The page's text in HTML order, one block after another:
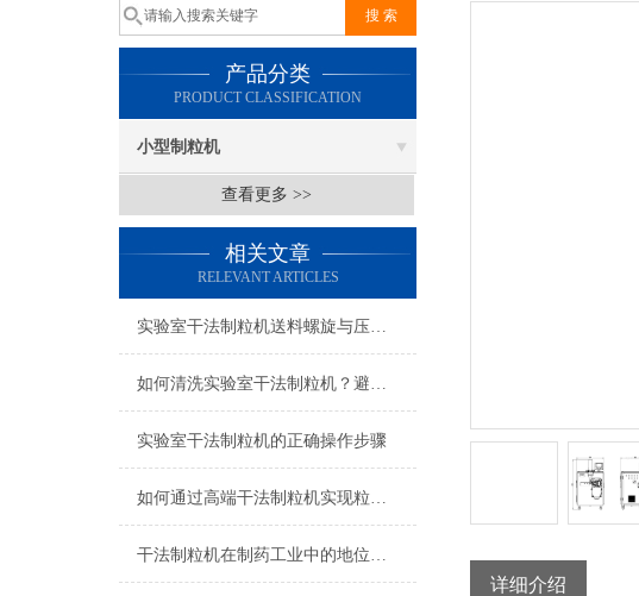
产品分类
PRODUCT CLASSIFICATION
小型制粒机
查看更多 >>
相关文章
RELEVANT ARTICLES
实验室干法制粒机送料螺旋与压轮间隙的精准调节方法
如何清洗实验室干法制粒机？避免交叉污染的有效方法
实验室干法制粒机的正确操作步骤
如何通过高端干法制粒机实现粒径均匀度的准确调控？
干法制粒机在制药工业中的地位与作用
详细介绍